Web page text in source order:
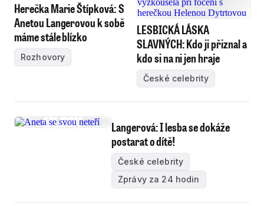
Herečka Marie Štípková: S
Anetou Langerovou k sobě
máme stále blízko
Rozhovory
LESBICKÁ LÁSKA
SLAVNÝCH: Kdo ji přiznal a
kdo si na ni jen hraje
České celebrity
Langerová: I lesba se dokáže
postarat o dítě!
České celebrity
Zprávy za 24 hodin